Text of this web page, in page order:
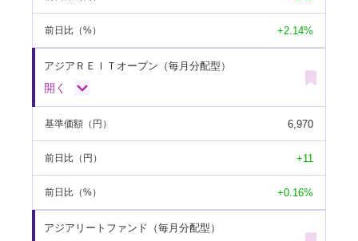
前日比 （%） +2.14%
アジアＲＥＩＴオープン（毎月分配型）
開く
基準価額 （円） 6,970
前日比 （円） +11
前日比 （%） +0.16%
アジアリートファンド（毎月分配型）